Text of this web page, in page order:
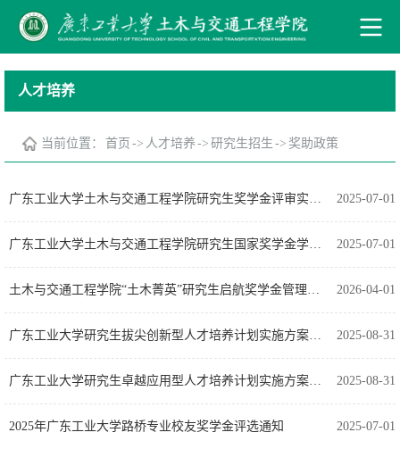
人才培养
当前位置： 首页 -> 人才培养 -> 研究生招生 -> 奖助政策
2025-07-01
2025-07-01
2026-04-01
2025-08-31
2025-08-31
2025-07-01
2025年广东工业大学路桥专业校友奖学金评选通知